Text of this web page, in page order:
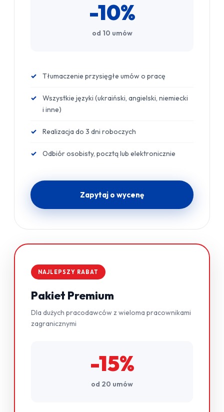
-10%
od 10 umów
Tłumaczenie przysięgłe umów o pracę
Wszystkie języki (ukraiński, angielski, niemiecki
i inne)
Realizacja do 3 dni roboczych
Odbiór osobisty, pocztą lub elektronicznie
Zapytaj o wycenę
NAJLEPSZY RABAT
Pakiet Premium
Dla dużych pracodawców z wieloma pracownikami
zagranicznymi
-15%
od 20 umów